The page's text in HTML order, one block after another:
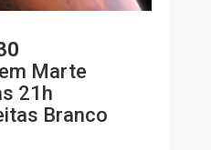
Marte
21h
Branco